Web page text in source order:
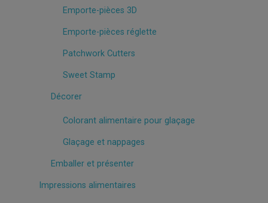
Emporte-pièces 3D
Emporte-pièces réglette
Patchwork Cutters
Sweet Stamp
Décorer
Colorant alimentaire pour glaçage
Glaçage et nappages
Emballer et présenter
Impressions alimentaires